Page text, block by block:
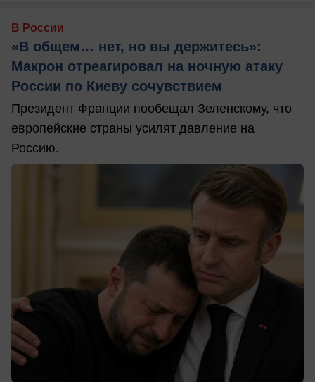
В России
«В общем… нет, но вы держитесь»:
Макрон отреагировал на ночную атаку
России по Киеву сочувствием
Президент Франции пообещал Зеленскому, что
европейские страны усилят давление на
Россию.